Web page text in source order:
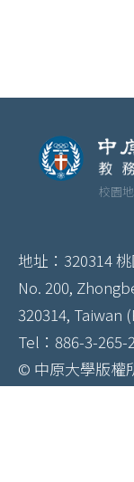
校園
地址：320314
No. 200,
320314, Taiwan
Tel：886-3-265-
© 中原大學版權